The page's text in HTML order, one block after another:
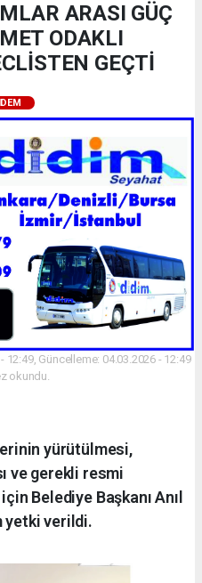
ARASI GÜÇ
ODAKLI
GEÇTİ
Güncelleme: 04.03.2026 - 12:49
okundu.
yürütülmesi,
ve gerekli resmi
Belediye Başkanı Anıl
yetki verildi.